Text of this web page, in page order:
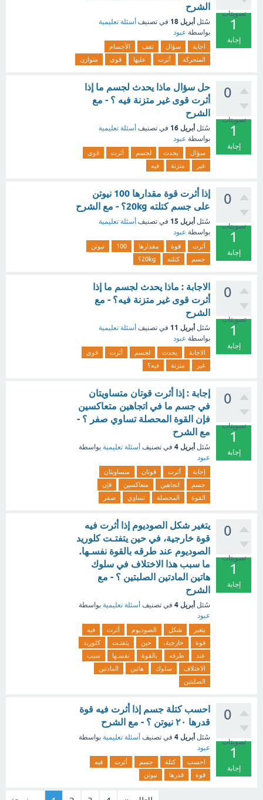
تصويتات
1
إجابة
الشرح
سُئل أبريل 18 في تصنيف أسئلة تعليمية
بواسطة عبود
اجابة سؤال تقف
الأجسام
المتحركة
أثرت عليها قوى متوازن
0
تصويتات
1
إجابة
حل سؤال ماذا يحدث لجسم ما إذا
أثرت قوى غير متزنة فيه ؟ - مع
الشرح
سُئل أبريل 16 في تصنيف أسئلة تعليمية
بواسطة عبود
سؤال يحدث لجسم أثرت
قوى
غير
متزنة فيه
0
تصويتات
1
إجابة
إذا أثرت قوة مقدارها 100 نيوتن
على جسم كتلته 20kg؟ - مع الشرح
سُئل أبريل 15 في تصنيف أسئلة تعليمية
بواسطة عبود
أثرت قوة مقدارها 100
نيوتن
جسم
كتلته 20kg؟
0
تصويتات
1
إجابة
الاجابة : ماذا يحدث لجسم ما إذا
أثرت قوى غير متزنة فيه؟ - مع
الشرح
سُئل أبريل 11 في تصنيف أسئلة تعليمية
بواسطة عبود
الاجابة يحدث لجسم أثرت
قوى
غير
متزنة فيه؟
0
تصويتات
1
إجابة
إجابة : إذا أثرت قوتان متساويتان
في جسم ما في اتجاهين متعاكسين
فإن القوة المحصلة تساوي صفر ؟ -
مع الشرح
سُئل أبريل 4 في تصنيف أسئلة تعليمية بواسطة
عبود
إجابة أثرت قوتان
متساويتان
جسم
اتجاهين متعاكسين
فإن
القوة
المحصلة تساوي صفر
0
تصويتات
1
إجابة
يتغير شكل الصوديوم إذا أثرت فيه
قوة خارجية، في حين يتفتـت كلوريد
الصوديوم عند طرقه بالقوة نفسـها.
ما سبب هذا الاختلاف في سلوك
هاتين المادتين الصلبتين ؟ - مع
الشرح
سُئل أبريل 4 في تصنيف أسئلة تعليمية بواسطة
عبود
يتغير شكل الصوديوم أثرت
فيه
قوة
خارجية، حين يتفتـت
كلوريد
عند
طرقه بالقوة نفسـها
سبب
الاختلاف
سلوك هاتين
المادتين
الصلبتين
0
تصويتات
1
إجابة
احسب كتلة جسم إذا أثرت فيه قوة
قدرها ۲۰ نیوتن ؟ - مع الشرح
سُئل أبريل 4 في تصنيف أسئلة تعليمية بواسطة
عبود
احسب كتلة جسم أثرت
فيه
قوة
قدرها نیوتن